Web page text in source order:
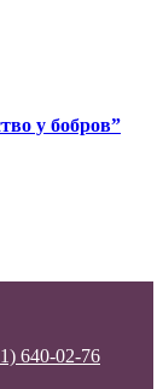
у бобров”
640-02-76